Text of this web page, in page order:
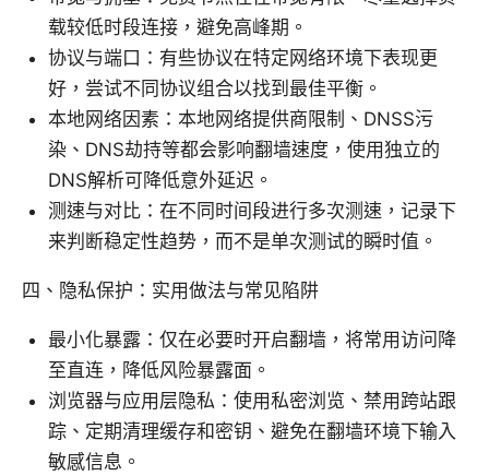
载较低时段连接，避免高峰期。
协议与端口：有些协议在特定网络环境下表现更
好，尝试不同协议组合以找到最佳平衡。
本地网络因素：本地网络提供商限制、DNSS污
染、DNS劫持等都会影响翻墙速度，使用独立的
DNS解析可降低意外延迟。
测速与对比：在不同时间段进行多次测速，记录下
来判断稳定性趋势，而不是单次测试的瞬时值。
四、隐私保护：实用做法与常见陷阱
最小化暴露：仅在必要时开启翻墙，将常用访问降
至直连，降低风险暴露面。
浏览器与应用层隐私：使用私密浏览、禁用跨站跟
踪、定期清理缓存和密钥、避免在翻墙环境下输入
敏感信息。